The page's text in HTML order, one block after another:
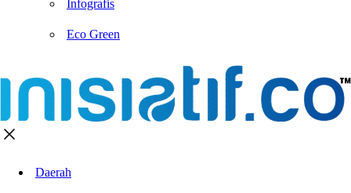
Infografis
Eco Green
Daerah